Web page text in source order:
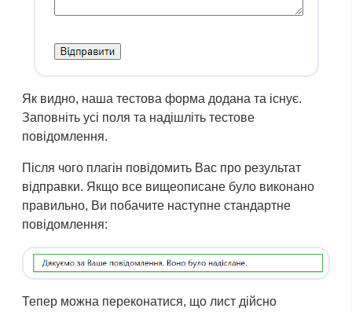
Як видно, наша тестова форма додана та існує.
Заповніть усі поля та надішліть тестове
повідомлення.
Після чого плагін повідомить Вас про результат
відправки. Якщо все вищеописане було виконано
правильно, Ви побачите наступне стандартне
повідомлення:
Тепер можна переконатися, що лист дійсно